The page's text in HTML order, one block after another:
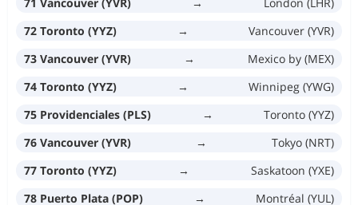
72 Toronto (YYZ)
→
Vancouver (YVR)
73 Vancouver (YVR)
→
Mexico by (MEX)
74 Toronto (YYZ)
→
Winnipeg (YWG)
75 Providenciales (PLS)
→
Toronto (YYZ)
76 Vancouver (YVR)
→
Tokyo (NRT)
77 Toronto (YYZ)
→
Saskatoon (YXE)
78 Puerto Plata (POP)
→
Montréal (YUL)